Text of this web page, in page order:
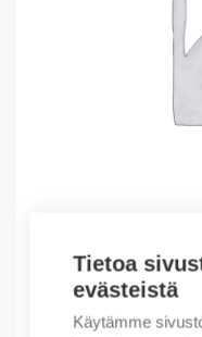
Tietoa
evästeistä
Käytämme
Outlet – Erikoishinnat
(X) CABINET FEKJK